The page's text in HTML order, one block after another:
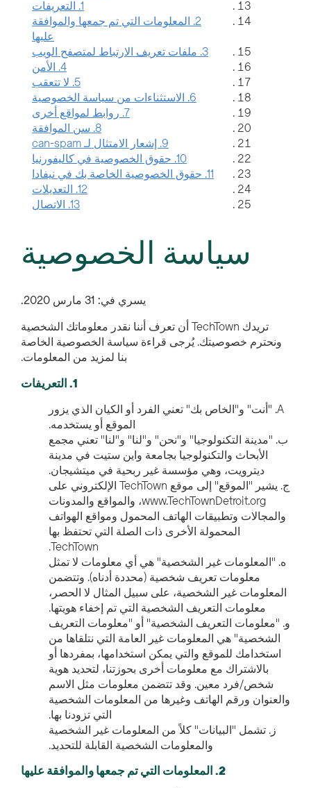
2. المعلومات التي تم جمعها والموافقة
عليها
سياسة الخصوصية
يسري في: 31 مارس 2020.
تريدك TechTown أن تعرف أننا نقدر معلوماتك الشخصية
ونحترم خصوصيتك. يُرجى قراءة سياسة الخصوصية الخاصة
بنا لمزيد من المعلومات.
A. "أنت" و"الخاص بك" تعني الفرد أو الكيان الذي يزور
الموقع أو يستخدمه.
ب. "مدينة التكنولوجيا" و"نحن" و"لنا" و"لنا" تعني مجمع
الأبحاث والتكنولوجيا بجامعة واين ستيت في مدينة
ديترويت، وهي مؤسسة غير ربحية في ميتشيجان.
ج. يشير "الموقع" إلى موقع TechTown الإلكتروني على
www.TechTownDetroit.org، والمواقع والمدونات
والمجالات وتطبيقات الهاتف المحمول ومواقع الهواتف
المحمولة الأخرى ذات الصلة التي تحتفظ بها
TechTown.
ه. "المعلومات غير الشخصية" هي أي معلومات لا تمثل
معلومات تعريف شخصية (محددة أدناه). وتتضمن
المعلومات غير الشخصية، على سبيل المثال لا الحصر،
معلومات التعريف الشخصية التي تم إخفاء هويتها.
و. "معلومات التعريف الشخصية" أو "معلومات التعريف
الشخصية" هي المعلومات غير العامة التي نتلقاها من
استخدامك للموقع والتي يمكن استخدامها، بمفردها أو
بالاشتراك مع معلومات أخرى بحوزتنا، لتحديد هوية
شخص/فرد معين. وقد تتضمن معلومات مثل الاسم
والعنوان ورقم الهاتف وغيرها من المعلومات الشخصية
التي تزودنا بها.
ز. تشمل "البيانات" كلاً من المعلومات غير الشخصية
والمعلومات الشخصية القابلة للتحديد.